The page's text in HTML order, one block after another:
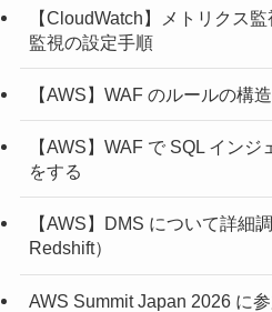
【CloudWatch】メトリクス
監視の設定手順
【AWS】WAF のルールの構
【AWS】WAF で SQL イン
をする
【AWS】DMS について詳細
Redshift）
AWS Summit Japan 2026 に